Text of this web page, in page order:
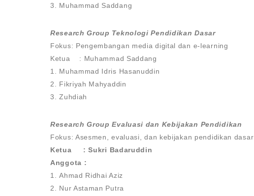
3. Muhammad Saddang
Research Group Teknologi Pendidikan Dasar
Fokus: Pengembangan media digital dan e-learning
Ketua : Muhammad Saddang
1. Muhammad Idris Hasanuddin
2. Fikriyah Mahyaddin
3. Zuhdiah
Research Group Evaluasi dan Kebijakan Pendidikan
Fokus: Asesmen, evaluasi, dan kebijakan pendidikan dasar
Ketua : Sukri Badaruddin
Anggota :
1. Ahmad Ridhai Aziz
2. Nur Astaman Putra